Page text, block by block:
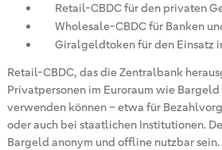
Retail-CBDC für den privaten
Wholesale-CBDC für Banken
Giralgeldtoken für den Einsatz
Retail-CBDC, das die Zentralbank
Privatpersonen im Euroraum wie
verwenden können – etwa für
oder auch bei staatlichen Institutionen.
Bargeld anonym und offline nutzbar